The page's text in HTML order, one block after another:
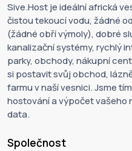
Sive.Host je ideální africká
čistou tekoucí vodu, žádné
(žádné obří výmoly), dobré
kanalizační systémy, rychlý
parky, obchody, nákupní
si postavit svůj obchod,
farmu v naší vesnici. Jsme
hostování a výpočet vašeho
data.
Společnost